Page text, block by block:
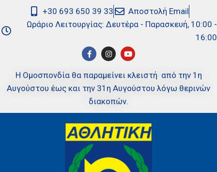
+30 693 650 39 33
Αποστολή Email
Ωράριο Λειτουργίας: Δευτέρα - Παρασκευή, 10:00 -
16:00
Η Ομοσπονδία θα παραμείνει κλειστή από την 1η
Αυγούστου έως και την 31η Αυγούστου λόγω θερινών
διακοπών.